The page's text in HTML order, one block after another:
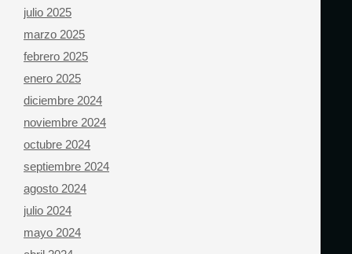
julio 2025
marzo 2025
febrero 2025
enero 2025
diciembre 2024
noviembre 2024
octubre 2024
septiembre 2024
agosto 2024
julio 2024
mayo 2024